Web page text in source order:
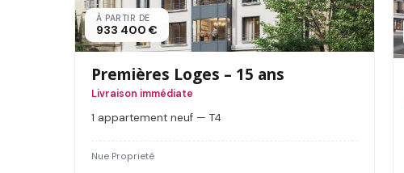
À PARTIR DE
933 400 €
Premières Loges – 15 ans
Livraison immédiate
1 appartement neuf — T4
Nue Proprieté